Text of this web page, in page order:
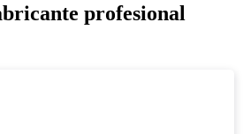
profesional